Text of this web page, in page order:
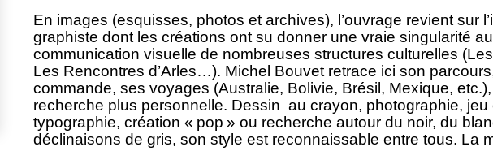
En images (esquisses, photos et archives), l’ouvrage revient sur
graphiste dont les créations ont su donner une vraie singularité
communication visuelle de nombreuses structures culturelles
Les Rencontres d’Arles…). Michel Bouvet retrace ici son
commande, ses voyages (Australie, Bolivie, Brésil, Mexique,
recherche plus personnelle. Dessin au crayon, photographie,
typographie, création « pop » ou recherche autour du noir, du
déclinaisons de gris, son style est reconnaissable entre tous. La